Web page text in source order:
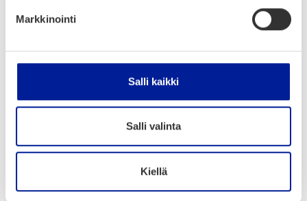
Markkinointi
Salli kaikki
Salli valinta
Kiellä
Haluat­ko tie­tää enem­män tule­vis­ta tapah­tu­